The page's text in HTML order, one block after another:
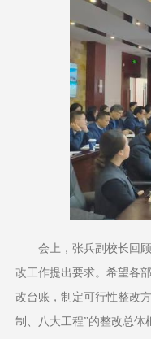
会上，张兵副校长回
改工作提出要求。希望各
改台账，制定可行性整改
制、八大工程”的整改总体